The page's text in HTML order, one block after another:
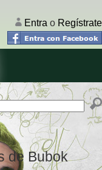
Entra o Regístrate
de Bubok